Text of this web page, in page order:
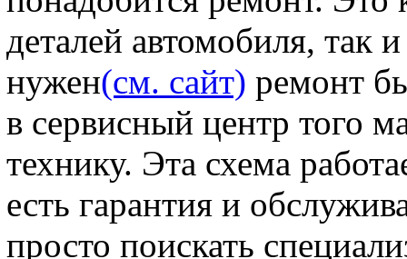
деталей автомобиля, так
нужен(см. сайт) ремонт
в сервисный центр того
технику. Эта схема
есть гарантия и
просто поискать